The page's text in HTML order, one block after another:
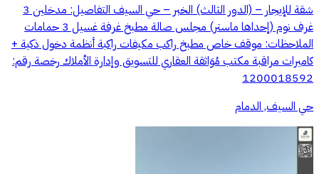
شقة للإيجار – (الدور الثالث) الخبر – حي السيف التفاصيل: مدخلين 3
غرف نوم (إحداها ماستر) مجلس صالة مطبخ غرفة غسيل 3 حمامات
الملاحظات: موقف خاص مطبخ راكب مكيفات راكبة أنظمة دخول ذكية +
كاميرات مراقبة مكتب مُوَاثقة العقاري للتسويق وإدارة الأملاك رخصة رقم:
1200018592
حي السيف, الدمام